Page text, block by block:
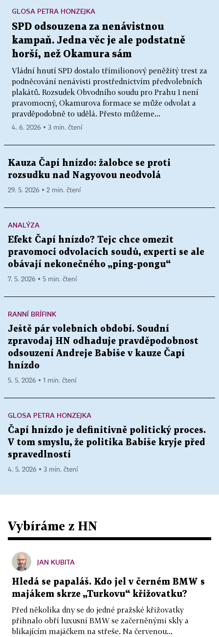
SPD odsouzena za nenávistnou
kampaň. Jedna věc je ale podstatně
horší, než Okamura sám
Vládní hnutí SPD dostalo třímilionový peněžitý trest za
podněcování nenávisti prostřednictvím předvolebních
plakátů. Rozsudek Obvodního soudu pro Prahu 1 není
pravomocný, Okamurova formace se může odvolat a
pravděpodobně to udělá. Přesto můžeme...
GLOSA PETRA HONZEJKA
4. 6. 2026 ▪ 3 min. čtení
Kauza Čapí hnízdo: žalobce se proti
rozsudku nad Nagyovou neodvolá
29. 5. 2026 ▪ 2 min. čtení
ANALÝZA
Efekt Čapí hnízdo? Tejc chce omezit
pravomoci odvolacích soudů, experti se ale
obávají nekonečného „ping-pongu“
7. 5. 2026 ▪ 5 min. čtení
RANNÍ BRÍFINK
Ještě pár volebních období. Soudní
zpravodaj HN odhaduje pravděpodobnost
odsouzení Andreje Babiše v kauze Čapí
hnízdo
5. 5. 2026 ▪ 1 min. čtení
GLOSA PETRA HONZEJKA
Čapí hnízdo je definitivně politický proces.
V tom smyslu, že politika Babiše kryje před
spravedlností
4. 5. 2026 ▪ 3 min. čtení
Vybíráme z HN
JAN KUBITA
Hledá se papaláš. Kdo jel v černém BMW s
majákem skrze „Turkovu“ křižovatku?
Před několika dny se do jedné pražské křižovatky
přihnalo obří luxusní BMW se začerněnými skly a
blikajícím majáčkem na střeše. Na červenou...